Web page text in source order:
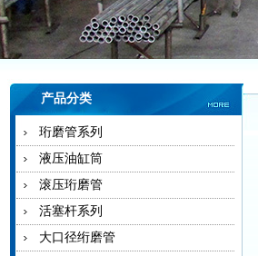
产品分类
珩磨管系列
液压油缸筒
滚压珩磨管
活塞杆系列
大口径绗磨管